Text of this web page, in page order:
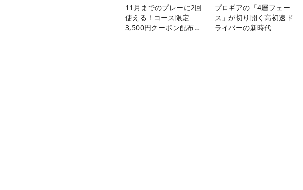
11月までのプレーに2回
使える！コース限定
3,500円クーポン配布
プロギアの「4層フェー
ス」が切り開く高初速ド
ライバーの新時代